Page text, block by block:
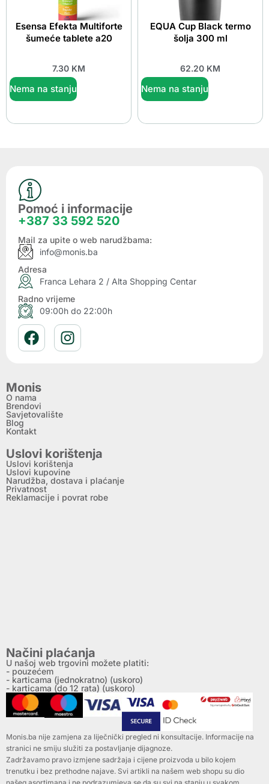
Esensa Efekta Multiforte
šumeće tablete a20
7.30 KM
Nema na stanju
EQUA Cup Black termo
šolja 300 ml
62.20 KM
Nema na stanju
Pomoć i informacije
+387 33 592 520
Mail za upite o web narudžbama:
info@monis.ba
Adresa
Franca Lehara 2 / Alta Shopping Centar
Radno vrijeme
09:00h do 22:00h
Monis
O nama
Brendovi
Savjetovalište
Blog
Kontakt
Uslovi korištenja
Uslovi korištenja
Uslovi kupovine
Narudžba, dostava i plaćanje
Privatnost
Reklamacije i povrat robe
Načini plaćanja
U našoj web trgovini možete platiti:
- pouzećem
- karticama (jednokratno) (uskoro)
- karticama (do 12 rata) (uskoro)
Monis.ba nije zamjena za liječnički pregled ni konsultacije. Informacije na
stranici ne smiju služiti za postavljanje dijagnoze.
Zadržavamo pravo izmjene sadržaja i cijene proizvoda u bilo kojem
trenutku i bez prethodne najave. Svi artikli na našem web shopu su dio